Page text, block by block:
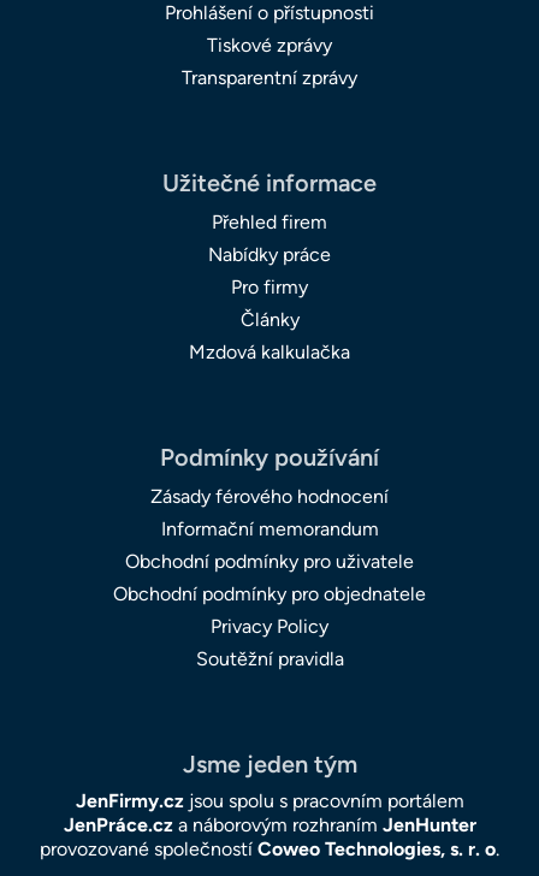
Prohlášení o přístupnosti
Tiskové zprávy
Transparentní zprávy
Užitečné informace
Přehled firem
Nabídky práce
Pro firmy
Články
Mzdová kalkulačka
Podmínky používání
Zásady férového hodnocení
Informační memorandum
Obchodní podmínky pro uživatele
Obchodní podmínky pro objednatele
Privacy Policy
Soutěžní pravidla
Jsme jeden tým
JenFirmy.czjsou spolu s pracovním portálem
JenPráce.cza náborovým rozhraním JenHunter
provozované společností Coweo Technologies, s. r. o.